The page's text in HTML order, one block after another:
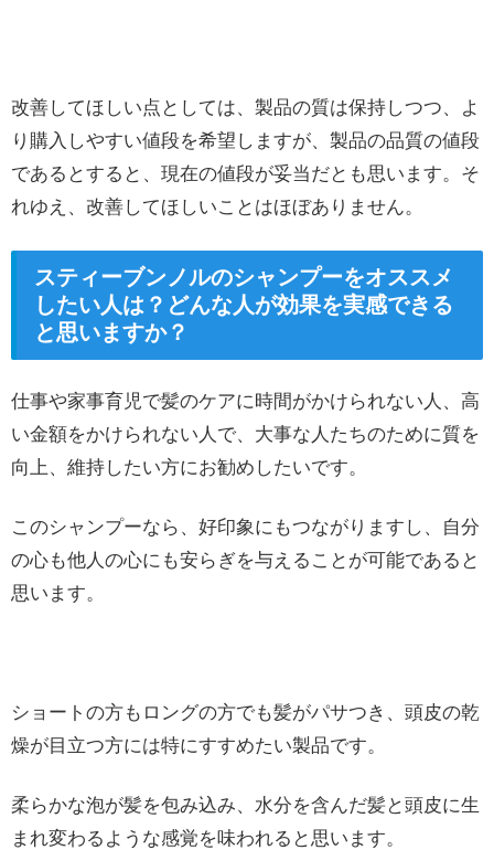
改善してほしい点としては、製品の質は保持しつつ、よ
り購入しやすい値段を希望しますが、製品の品質の値段
であるとすると、現在の値段が妥当だとも思います。そ
れゆえ、改善してほしいことはほぼありません。
スティーブンノルのシャンプーをオススメ
したい人は？どんな人が効果を実感できる
と思いますか？
仕事や家事育児で髪のケアに時間がかけられない人、高
い金額をかけられない人で、大事な人たちのために質を
向上、維持したい方にお勧めしたいです。
このシャンプーなら、好印象にもつながりますし、自分
の心も他人の心にも安らぎを与えることが可能であると
思います。
ショートの方もロングの方でも髪がパサつき、頭皮の乾
燥が目立つ方には特にすすめたい製品です。
柔らかな泡が髪を包み込み、水分を含んだ髪と頭皮に生
まれ変わるような感覚を味われると思います。